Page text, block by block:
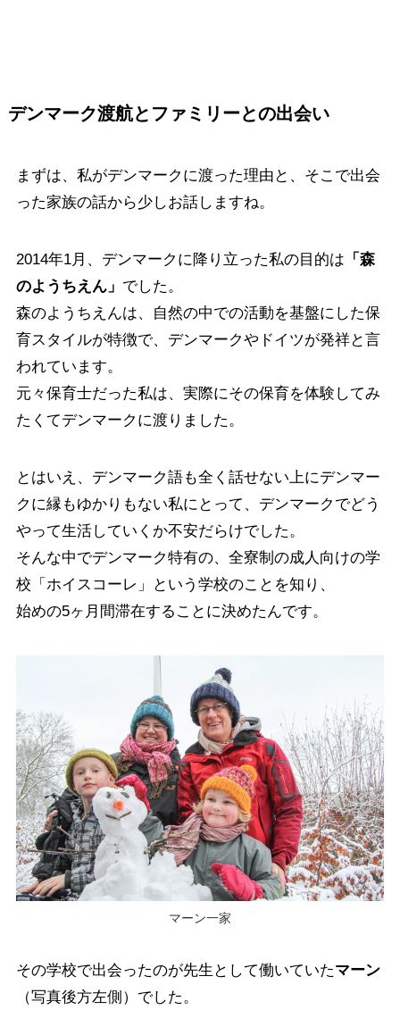
デンマーク渡航とファミリーとの出会い
まずは、私がデンマークに渡った理由と、そこで出会
った家族の話から少しお話しますね。
2014年1月、デンマークに降り立った私の目的は 「森
のようちえん」 でした。
森のようちえんは、自然の中での活動を基盤にした保
育スタイルが特徴で、デンマークやドイツが発祥と言
われています。
元々保育士だった私は、実際にその保育を体験してみ
たくてデンマークに渡りました。
とはいえ、デンマーク語も全く話せない上にデンマー
クに縁もゆかりもない私にとって、デンマークでどう
やって生活していくか不安だらけでした。
そんな中でデンマーク特有の、全寮制の成人向けの学
校「ホイスコーレ」という学校のことを知り、
始めの5ヶ月間滞在することに決めたんです。
マーン一家
その学校で出会ったのが先生として働いていたマーン
（写真後方左側）でした。